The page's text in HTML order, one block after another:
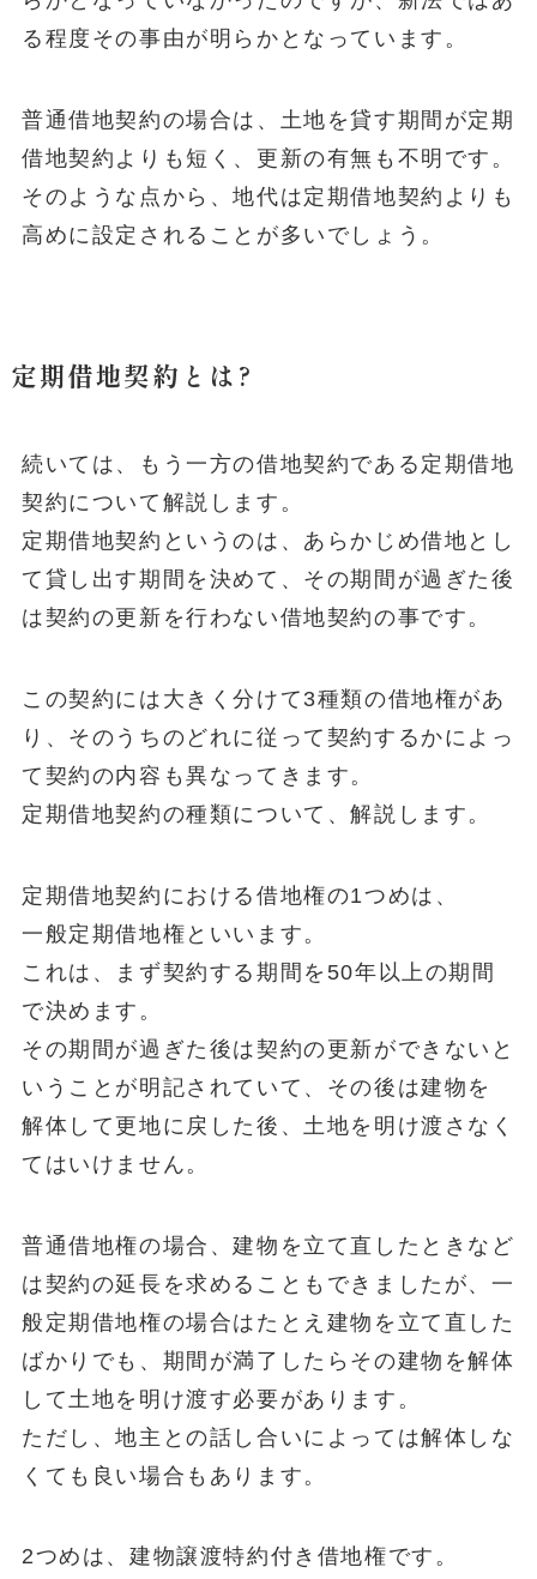
る程度その事由が明らかとなっています。
普通借地契約の場合は、土地を貸す期間が定期
借地契約よりも短く、更新の有無も不明です。
そのような点から、地代は定期借地契約よりも
高めに設定されることが多いでしょう。
定期借地契約とは?
続いては、もう一方の借地契約である定期借地
契約について解説します。
定期借地契約というのは、あらかじめ借地とし
て貸し出す期間を決めて、その期間が過ぎた後
は契約の更新を行わない借地契約の事です。
この契約には大きく分けて3種類の借地権があ
り、そのうちのどれに従って契約するかによっ
て契約の内容も異なってきます。
定期借地契約の種類について、解説します。
定期借地契約における借地権の1つめは、
一般定期借地権 といいます。
これは、まず契約する期間を50年以上の期間
で決めます。
その期間が過ぎた後は契約の更新ができないと
いうことが明記されていて、その後は建物を
解体 して更地に戻した後、土地を明け渡さなく
てはいけません。
普通借地権の場合、建物を立て直したときなど
は契約の延長を求めることもできましたが、一
般定期借地権の場合はたとえ建物を立て直した
ばかりでも、期間が満了したらその建物を解体
して土地を明け渡す必要があります。
ただし、地主との話し合いによっては解体しな
くても良い場合もあります。
2つめは、 建物譲渡特約付き借地権です。